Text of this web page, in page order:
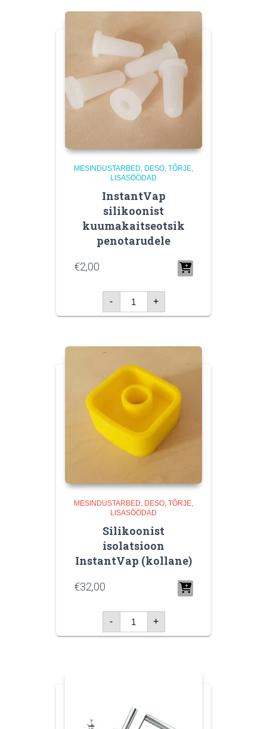
MESINDUSTARBED DESO, TÕRJE,
LISASÖÖDAD
InstantVap
silikoonist
kuumakaitseotsik
penotarudele
€2,00
-
InstantVap
silikoonist
kuumakaitseotsik
penotarudele
+
MESINDUSTARBED DESO, TÕRJE,
LISASÖÖDAD
Silikoonist
isolatsioon
InstantVap (kollane)
€32,00
-
Silikoonist
isolatsioon
InstantVap
(kollane)
+